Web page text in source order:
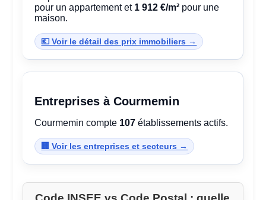
pour un appartement et 1 912 €/m² pour une
maison.
💶 Voir le détail des prix immobiliers →
Entreprises à Courmemin
Courmemin compte 107 établissements actifs.
🏢 Voir les entreprises et secteurs →